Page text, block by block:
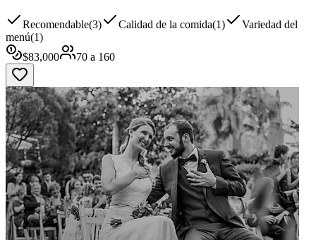
Recomendable(3) Calidad de la comida(1)
Variedad del
menú(1)
$83,000 70 a 160